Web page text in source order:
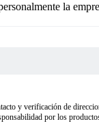
la
y verificación de
por los